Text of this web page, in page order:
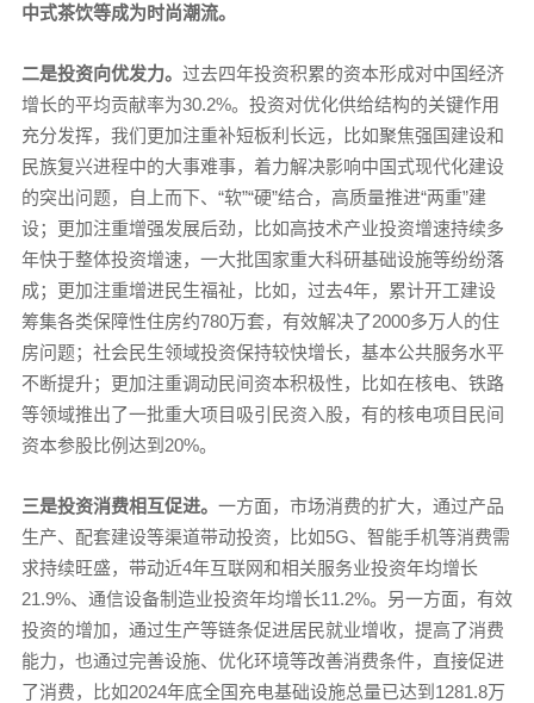
中式茶饮等成为时尚潮流。
二是投资向优发力。 过去四年投资积累的资本形成对中国经济
增长的平均贡献率为30.2%。投资对优化供给结构的关键作用
充分发挥，我们更加注重补短板利长远，比如聚焦强国建设和
民族复兴进程中的大事难事，着力解决影响中国式现代化建设
的突出问题，自上而下、“软”“硬”结合，高质量推进“两重”建
设；更加注重增强发展后劲，比如高技术产业投资增速持续多
年快于整体投资增速，一大批国家重大科研基础设施等纷纷落
成；更加注重增进民生福祉，比如，过去4年，累计开工建设
筹集各类保障性住房约780万套，有效解决了2000多万人的住
房问题；社会民生领域投资保持较快增长，基本公共服务水平
不断提升；更加注重调动民间资本积极性，比如在核电、铁路
等领域推出了一批重大项目吸引民资入股，有的核电项目民间
资本参股比例达到20%。
三是投资消费相互促进。 一方面，市场消费的扩大，通过产品
生产、配套建设等渠道带动投资，比如5G、智能手机等消费需
求持续旺盛，带动近4年互联网和相关服务业投资年均增长
21.9%、通信设备制造业投资年均增长11.2%。另一方面，有效
投资的增加，通过生产等链条促进居民就业增收，提高了消费
能力，也通过完善设施、优化环境等改善消费条件，直接促进
了消费，比如2024年底全国充电基础设施总量已达到1281.8万